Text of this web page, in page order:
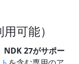
可能）
NDK 27がサポー